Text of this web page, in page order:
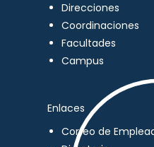
Direcciones
Coordinaciones
Facultades
Campus
Enlaces
Correo de